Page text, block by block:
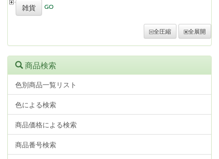
雑貨
全圧縮 全展開
商品検索
色別商品一覧リスト
色による検索
商品価格による検索
商品番号検索